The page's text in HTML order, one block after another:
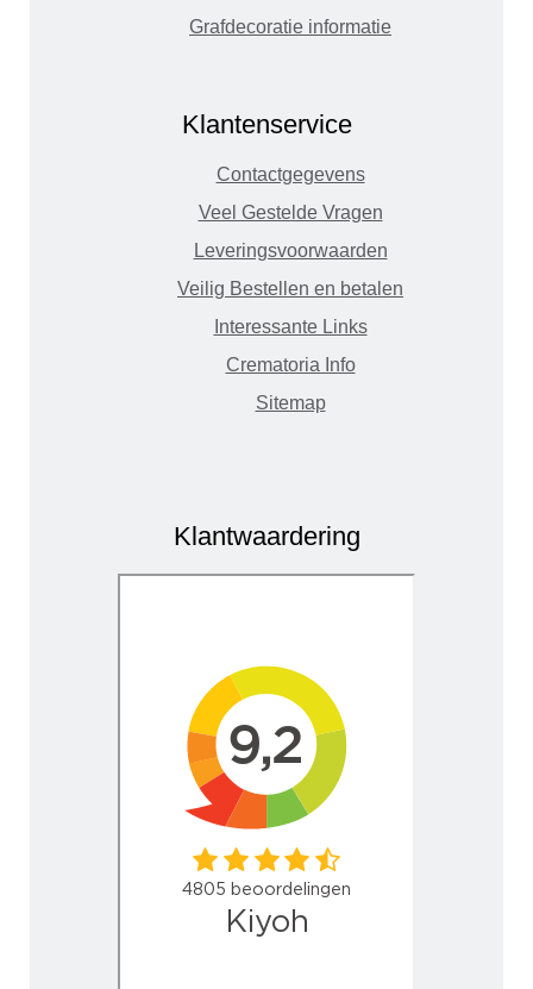
Grafdecoratie informatie
Klantenservice
Contactgegevens
Veel Gestelde Vragen
Leveringsvoorwaarden
Veilig Bestellen en betalen
Interessante Links
Crematoria Info
Sitemap
Klantwaardering